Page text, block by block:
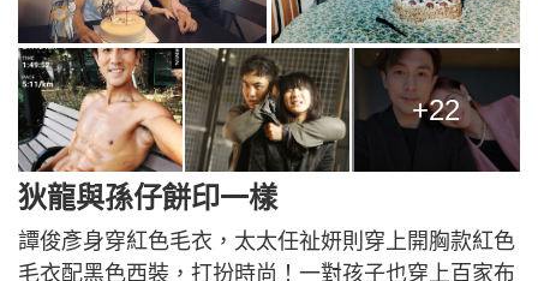
+22
狄龍與孫仔餅印一樣
譚俊彥身穿紅色毛衣，太太任祉妍則穿上開胸款紅色
毛衣配黑色西裝，打扮時尚！一對孩子也穿上百家布